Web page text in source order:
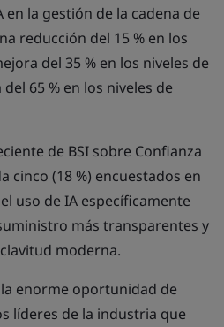
la gestión de la cadena de
reducción del 15 % en los
del 35 % en los niveles de
65 % en los niveles de
de BSI sobre Confianza
cinco (18 %) encuestados en
uso de IA específicamente
más transparentes y
moderna.
enorme oportunidad de
líderes de la industria que